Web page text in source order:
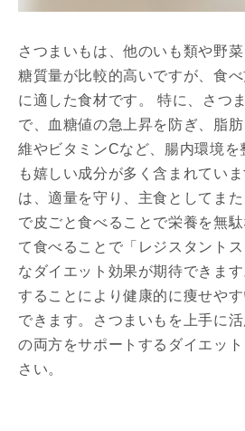
さつまいもは、他のいも類や野
糖質量が比較的高いですが、食
に適した食材です。 特に、さつ
で、血糖値の急上昇を防ぎ、脂
維やビタミンCなど、腸内環境を
も嬉しい成分が多く含まれてい
は、適量を守り、主食としてま
で皮ごと食べることで栄養を無
て食べることで「レジスタント
なダイエット効果が期待できま
することにより健康的に痩せや
できます。さつまいもを上手に
の両方をサポートするダイエッ​​
さい。